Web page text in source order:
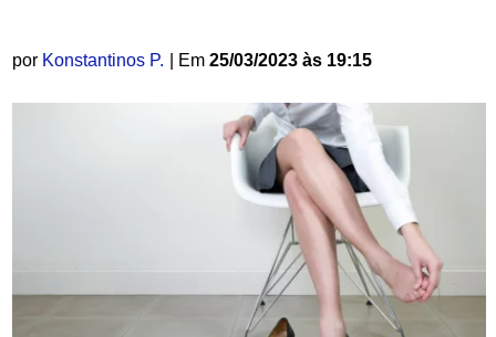
por Konstantinos P. | Em 25/03/2023 às 19:15